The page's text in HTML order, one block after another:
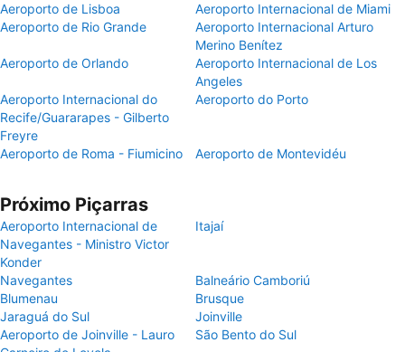
Aeroporto de Lisboa
Aeroporto Internacional de Miami
Aeroporto de Rio Grande
Aeroporto Internacional Arturo
Merino Benítez
Aeroporto de Orlando
Aeroporto Internacional de Los
Angeles
Aeroporto Internacional do
Recife/Guararapes - Gilberto
Freyre
Aeroporto do Porto
Aeroporto de Roma - Fiumicino Aeroporto de Montevidéu
Próximo Piçarras
Aeroporto Internacional de
Navegantes - Ministro Victor
Konder
Itajaí
Navegantes
Balneário Camboriú
Blumenau
Brusque
Jaraguá do Sul
Joinville
Aeroporto de Joinville - Lauro
São Bento do Sul